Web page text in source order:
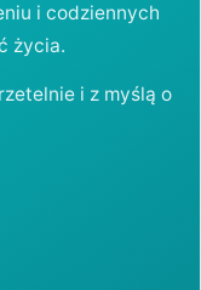
i codziennych
życia.
i z myślą o